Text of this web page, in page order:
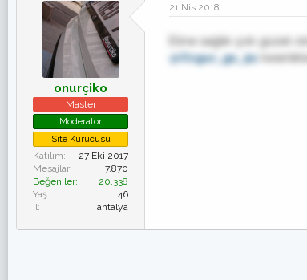
onurçiko
Master
Moderator
Site Kurucusu
Katılım
27 Eki 2017
Mesajlar
7,870
Beğeniler
20,338
Yaş
46
İl
antalya
21 Nis 2018
Eline sağlık çok güzel
@Ozgur_gs_91